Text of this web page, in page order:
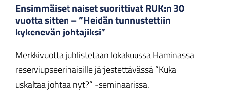
Ensimmäiset naiset suorittivat RUK:n 30
vuotta sitten – ”Heidän tunnustettiin
kykenevän johtajiksi”
Merkkivuotta juhlistetaan lokakuussa Haminassa
reserviupseerinaisille järjestettävässä ”Kuka
uskaltaa johtaa nyt?” -seminaarissa.